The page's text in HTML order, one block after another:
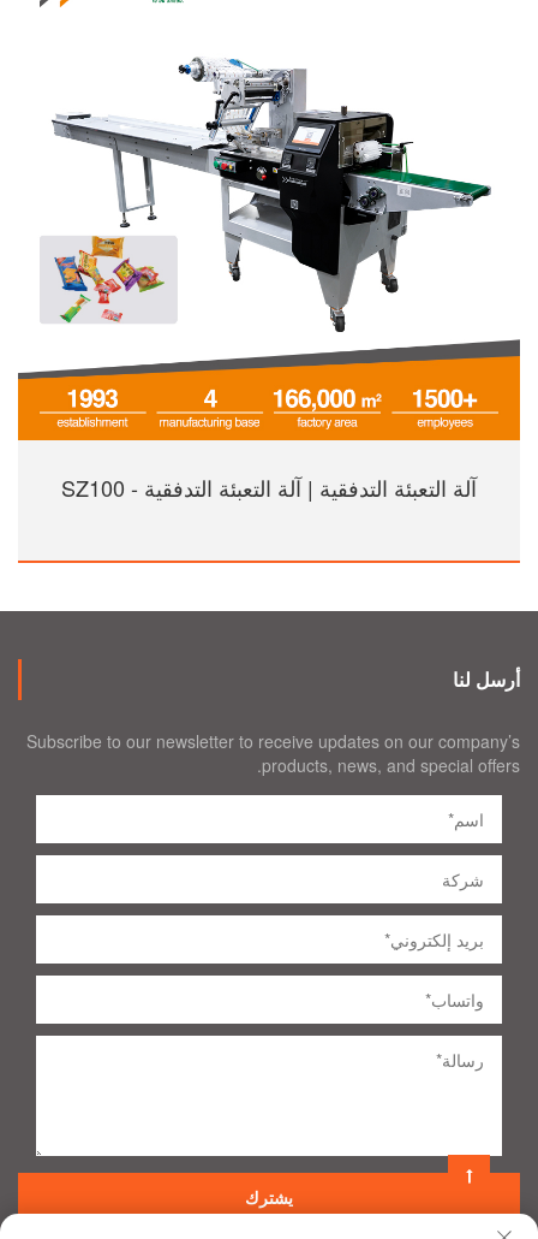
آلة التعبئة التدفقية | آلة التعبئة التدفقية - SZ100
أرسل لنا
Subscribe to our newsletter to receive updates on our company’s
products, news, and special offers.
يشترك